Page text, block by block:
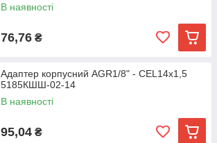
В наявності
76,76 ₴
Адаптер корпусний AGR1/8" - CEL14х1,5
5185КШШ-02-14
В наявності
95,04 ₴